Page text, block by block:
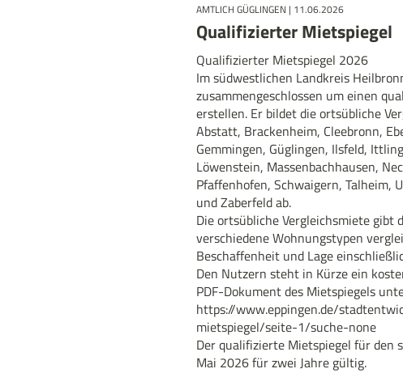
AMTLICH GÜGLINGEN | 11.06.2026
Qualifizierter Mietspiegel
Qualifizierter Mietspiegel 2026
Im südwestlichen Landkreis
zusammengeschlossen um einen
erstellen. Er bildet die ortsübliche
Abstatt, Brackenheim, Cleebronn,
Gemmingen, Güglingen, Ilsfeld,
Löwenstein, Massenbachhausen,
Pfaffenhofen, Schwaigern, Talheim,
und Zaberfeld ab.
Die ortsübliche Vergleichsmiete
verschiedene Wohnungstypen
Beschaffenheit und Lage
Den Nutzern steht in Kürze ein
PDF-Dokument des Mietspiegels
https://www.eppingen.de/
mietspiegel/seite-1/suche-none
Der qualifizierte Mietspiegel für den
Mai 2026 für zwei Jahre gültig.